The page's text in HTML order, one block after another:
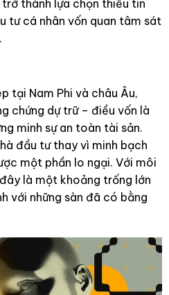
thành lựa chọn thiếu tin
tư cá nhân vốn quan tâm sát
tại Nam Phi và châu Âu,
chứng dự trữ – điều vốn là
minh sự an toàn tài sản.
đầu tư thay vì minh bạch
một phần lo ngại. Với môi
là một khoảng trống lớn
với những sàn đã có bằng